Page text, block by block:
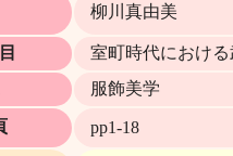
柳川真由美
室町時代におけ
服飾美学
pp1‐18